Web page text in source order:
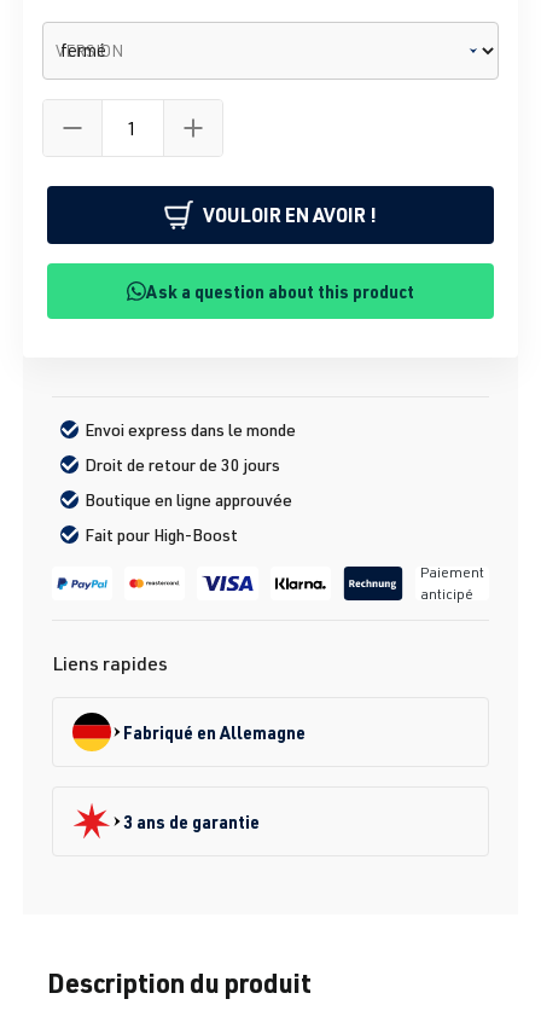
VERSION
VOULOIR EN AVOIR !
Ask a question about this product
Envoi express dans le monde
Droit de retour de 30 jours
Boutique en ligne approuvée
Fait pour High-Boost
Paiement
anticipé
Liens rapides
Fabriqué en Allemagne
3 ans de garantie
Description du produit